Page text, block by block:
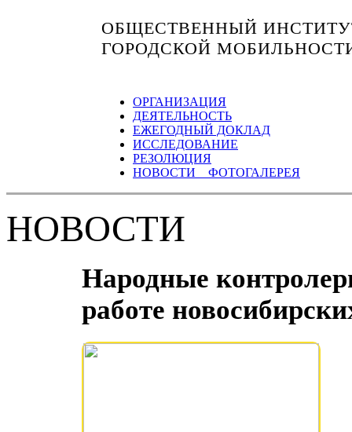
ОБЩЕСТВЕННЫЙ
ГОРОДСКОЙ
ОРГАНИЗАЦИЯ
ДЕЯТЕЛЬНОСТЬ
ЕЖЕГОДНЫЙ ДОКЛАД
ИССЛЕДОВАНИЕ
РЕЗОЛЮЦИЯ
НОВОСТИ ФОТОГАЛЕРЕЯ
НОВОСТИ
Народные
работе